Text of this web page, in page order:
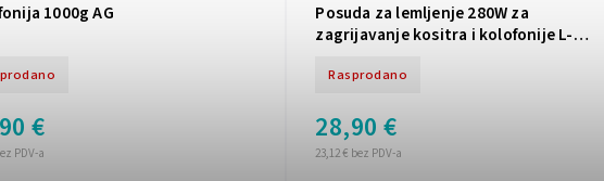
1000g AG
PDV-a
€
Posuda za lemljenje 280W za
zagrijavanje kositra i kolofonije L-
Rasprodano
23,12 € bez PDV-a
28,90 €